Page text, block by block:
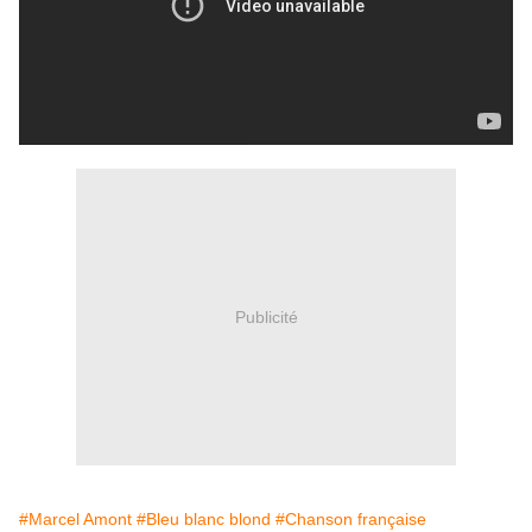
Publicité
#Marcel Amont #Bleu blanc blond #Chanson française